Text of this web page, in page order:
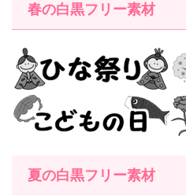
春の白黒フリー素材
夏の白黒フリー素材